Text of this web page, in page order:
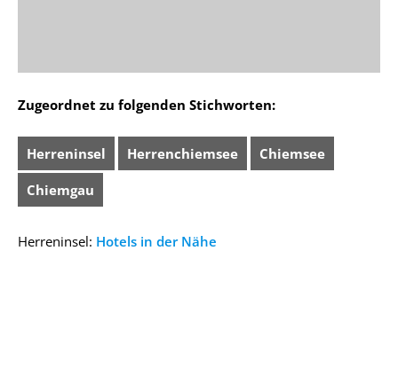
Zugeordnet zu folgenden Stichworten:
Herreninsel Herrenchiemsee Chiemsee
Chiemgau
Herreninsel: Hotels in der Nähe